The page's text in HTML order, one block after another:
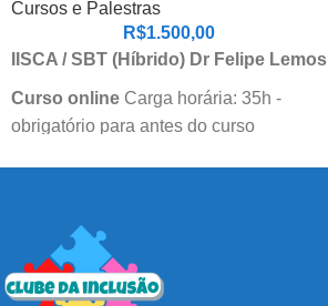
Cursos e Palestras
R$1.500,00
IISCA / SBT (Híbrido) Dr Felipe Lemos
Curso online Carga horária: 35h -
obrigatório para antes do curso
Introdução aos conceitos fundamentais
e a evolução da análise funcional.